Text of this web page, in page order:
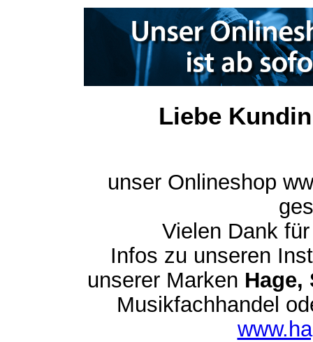
Liebe
unser Onlineshop
Vielen Dank
Infos zu unseren
unserer Marken Hage,
Musikfachhandel